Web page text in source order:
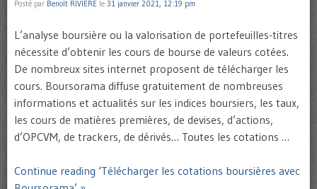
Posté par Benoît RIVIERE le 31 janvier 2021, 12:19 pm
L’analyse boursière ou la valorisation de portefeuilles-titres
nécessite d’obtenir les cours de bourse de valeurs cotées.
De nombreux sites internet proposent de télécharger les
cours. Boursorama diffuse gratuitement de nombreuses
informations et actualités sur les indices boursiers, les taux,
les cours de matières premières, de devises, d’actions,
d’OPCVM, de trackers, de dérivés… Toutes les cotations …
Continue reading ‘Télécharger les cotations boursières avec